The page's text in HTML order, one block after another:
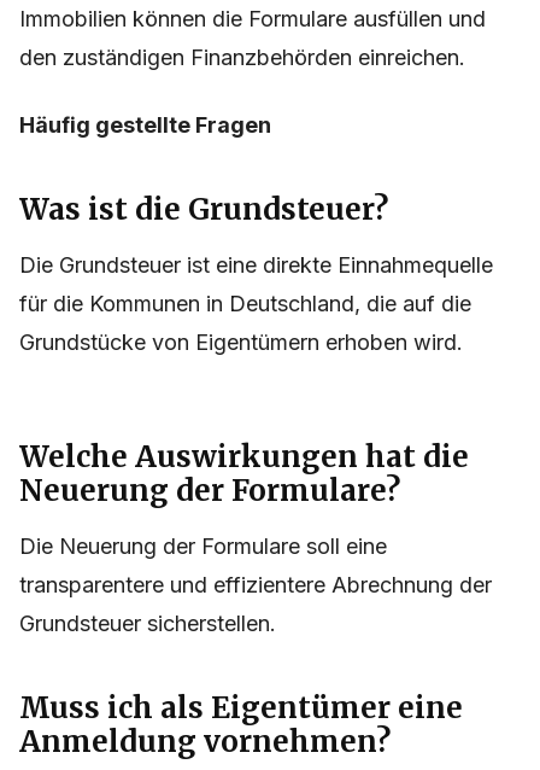
Immobilien können die Formulare ausfüllen und
den zuständigen Finanzbehörden einreichen.
Häufig gestellte Fragen
Was ist die Grundsteuer?
Die Grundsteuer ist eine direkte Einnahmequelle
für die Kommunen in Deutschland, die auf die
Grundstücke von Eigentümern erhoben wird.
Welche Auswirkungen hat die
Neuerung der Formulare?
Die Neuerung der Formulare soll eine
transparentere und effizientere Abrechnung der
Grundsteuer sicherstellen.
Muss ich als Eigentümer eine
Anmeldung vornehmen?